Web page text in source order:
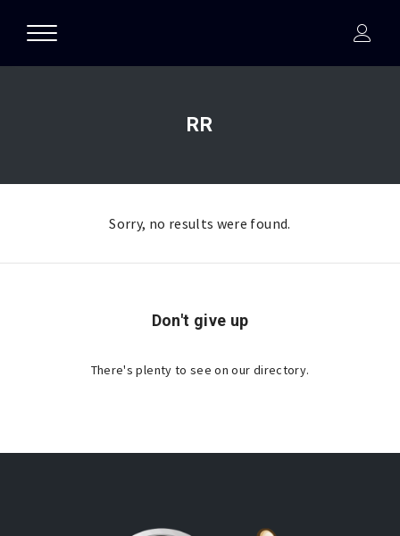
RR
Sorry, no results were found.
Don't give up
There's plenty to see on our directory.